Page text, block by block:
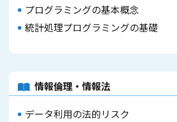
プログラミングの基本概念
統計処理プログラミングの基礎
情報倫理・情報法
データ利用の法的リスク